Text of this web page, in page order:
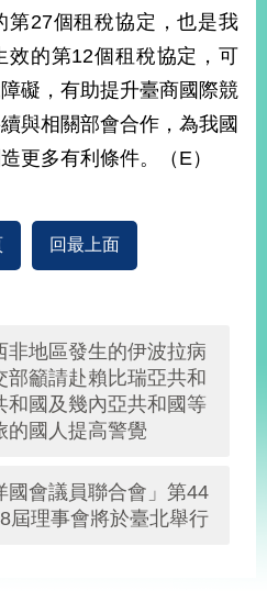
第27個租稅協定，也是我
效的第12個租稅協定，可
礙，有助提升臺商國際競
與相關部會合作，為我國
更多有利條件。（E）
回最上面
非地區發生的伊波拉病
部籲請赴賴比瑞亞共和
和國及幾內亞共和國等
的國人提高警覺
國會議員聯合會」第44
屆理事會將於臺北舉行